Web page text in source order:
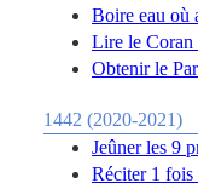
Boire eau où
Lire le Coran
Obtenir le
1442 (2020-2021)
Jeûner les 9
Réciter 1 fois